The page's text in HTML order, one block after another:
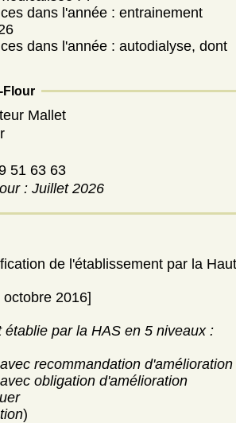
dans l'année : entrainement
dans l'année : autodialyse, dont
Flour
Mallet
: 05 59 51 63 63
: Juillet 2026
de l'établissement par la
2016]
établie par la HAS en 5 niveaux :
recommandation d'amélioration
obligation d'amélioration
)